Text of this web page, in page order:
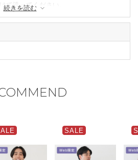
て洗ってください。
ださい。
さい。
続きを読む
SALE